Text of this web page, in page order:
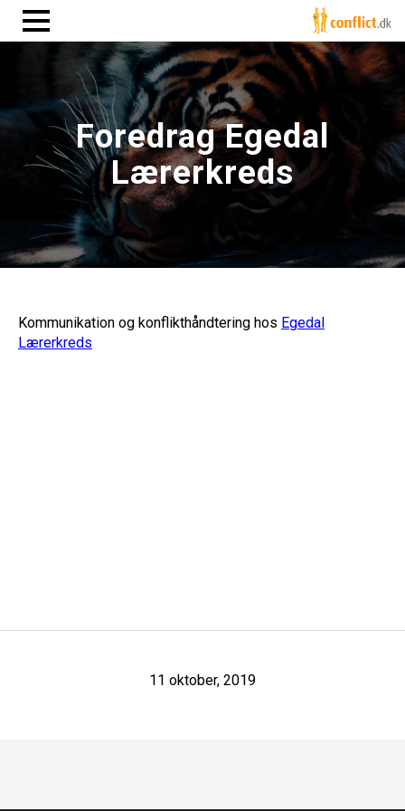
Foredrag Egedal
Lærerkreds
Kommunikation og konflikthåndtering hos Egedal
Lærerkreds
11 oktober, 2019